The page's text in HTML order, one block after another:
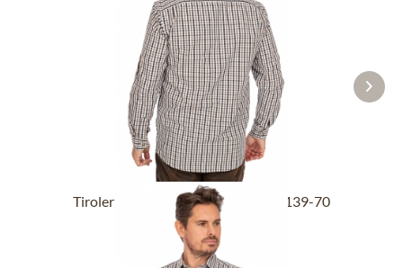
Tiroler overhemden 1/1 420001-4139-70
zwart...
€ 34,90 * € 44,90 *